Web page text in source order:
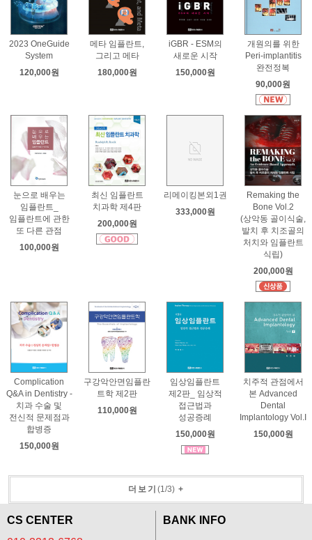
2023 OneGuide
System
120,000원
메타 임플란트,
그리고 메타
180,000원
iGBR - ESM의
새로운 시작
150,000원
개원의를 위한
Peri-implantitis
완전정복
90,000원
눈으로 배우는
임플란트_
임플란트에 관한
또 다른 관점
100,000원
최신 임플란트
치과학 제4판
200,000원
리메이킹본외1권
333,000원
Remaking the
Bone Vol.2
(상악동 골이식술,
발치 후 치조골의
처치와 임플란트
식립)
200,000원
Complication
Q&A in Dentistry -
치과 수술 및
전신적 문제점과
합병증
150,000원
구강악안면임플란
트학 제2판
110,000원
임상임플란트
제2판_ 임상적
접근법과
성공증례
150,000원
치주적 관점에서
본 Advanced
Dental
Implantology Vol.I
150,000원
더보기 (1/3)+
CS CENTER
BANK INFO